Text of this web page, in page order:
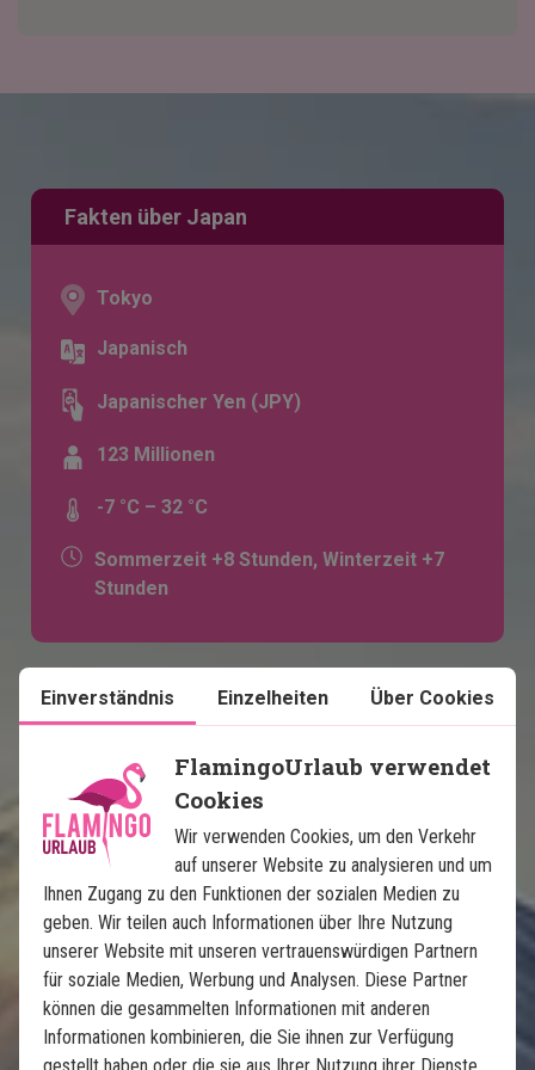
Fakten über Japan
Tokyo
Japanisch
Japanischer Yen (JPY)
123 Millionen
-7 °C – 32 °C
Sommerzeit +8 Stunden, Winterzeit +7
Stunden
Japan
Karte ansehen
Einverständnis Einzelheiten Über Cookies
FlamingoUrlaub verwendet
Cookies
Wir verwenden Cookies, um den Verkehr
auf unserer Website zu analysieren und um
Ihnen Zugang zu den Funktionen der sozialen Medien zu
geben. Wir teilen auch Informationen über Ihre Nutzung
unserer Website mit unseren vertrauenswürdigen Partnern
für soziale Medien, Werbung und Analysen. Diese Partner
können die gesammelten Informationen mit anderen
Informationen kombinieren, die Sie ihnen zur Verfügung
gestellt haben oder die sie aus Ihrer Nutzung ihrer Dienste